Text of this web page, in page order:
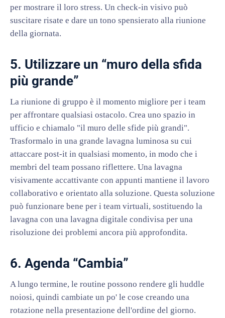
per mostrare il loro stress. Un check-in visivo può
suscitare risate e dare un tono spensierato alla riunione
della giornata.
5. Utilizzare un “muro della sfida
più grande”
La riunione di gruppo è il momento migliore per i team
per affrontare qualsiasi ostacolo. Crea uno spazio in
ufficio e chiamalo "il muro delle sfide più grandi".
Trasformalo in una grande lavagna luminosa su cui
attaccare post-it in qualsiasi momento, in modo che i
membri del team possano riflettere. Una lavagna
visivamente accattivante con appunti mantiene il lavoro
collaborativo e orientato alla soluzione. Questa soluzione
può funzionare bene per i team virtuali, sostituendo la
lavagna con una lavagna digitale condivisa per una
risoluzione dei problemi ancora più approfondita.
6. Agenda “Cambia”
A lungo termine, le routine possono rendere gli huddle
noiosi, quindi cambiate un po' le cose creando una
rotazione nella presentazione dell'ordine del giorno.